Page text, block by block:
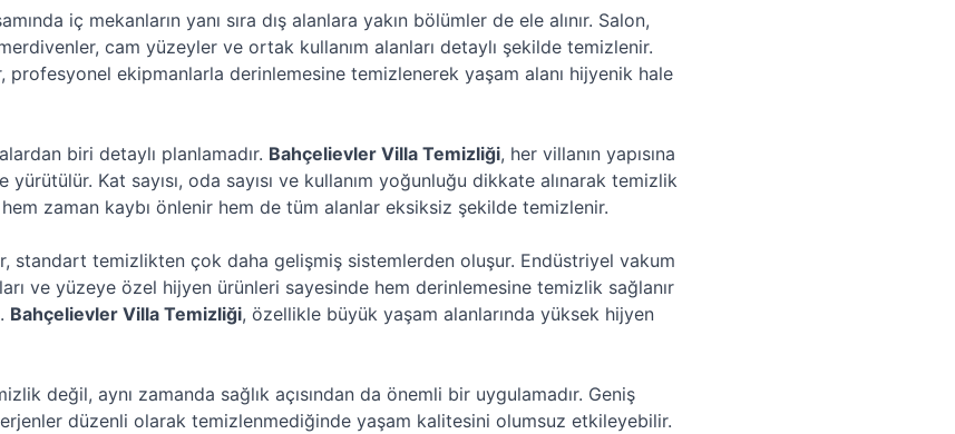
iç mekanların yanı sıra dış alanlara yakın bölümler de ele alınır. Salon,
cam yüzeyler ve ortak kullanım alanları detaylı şekilde temizlenir.
ekipmanlarla derinlemesine temizlenerek yaşam alanı hijyenik hale
biri detaylı planlamadır. Bahçelievler Villa Temizliği, her villanın yapısına
Kat sayısı, oda sayısı ve kullanım yoğunluğu dikkate alınarak temizlik
zaman kaybı önlenir hem de tüm alanlar eksiksiz şekilde temizlenir.
standart temizlikten çok daha gelişmiş sistemlerden oluşur. Endüstriyel vakum
ve yüzeye özel hijyen ürünleri sayesinde hem derinlemesine temizlik sağlanır
Bahçelievler Villa Temizliği, özellikle büyük yaşam alanlarında yüksek hijyen
değil, aynı zamanda sağlık açısından da önemli bir uygulamadır. Geniş
düzenli olarak temizlenmediğinde yaşam kalitesini olumsuz etkileyebilir.